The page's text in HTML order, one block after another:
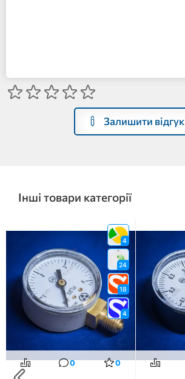
Залишити відгук
Інші товари категорії
4
24
18
4
0 0